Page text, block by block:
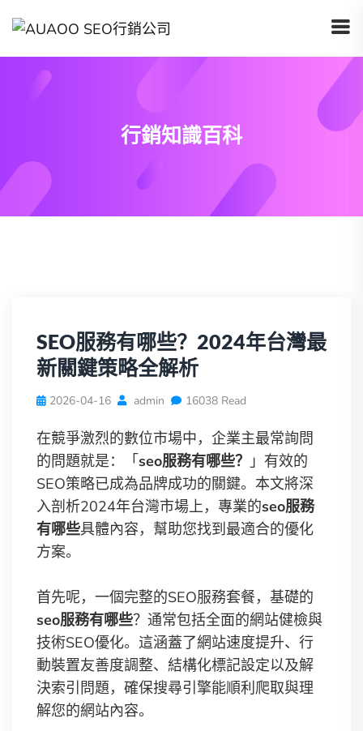
行銷知識百科
SEO服務有哪些？2024年台灣最
新關鍵策略全解析
2026-04-16 admin 16038 Read
在競爭激烈的數位市場中，企業主最常詢問
的問題就是：「seo服務有哪些？ 」有效的
SEO策略已成為品牌成功的關鍵。本文將深
入剖析2024年台灣市場上，專業的seo服務
有哪些具體內容，幫助您找到最適合的優化
方案。
首先呢，一個完整的SEO服務套餐，基礎的
seo服務有哪些？通常包括全面的網站健檢與
技術SEO優化。這涵蓋了網站速度提升、行
動裝置友善度調整、結構化標記設定以及解
決索引問題，確保搜尋引擎能順利爬取與理
解您的網站內容。